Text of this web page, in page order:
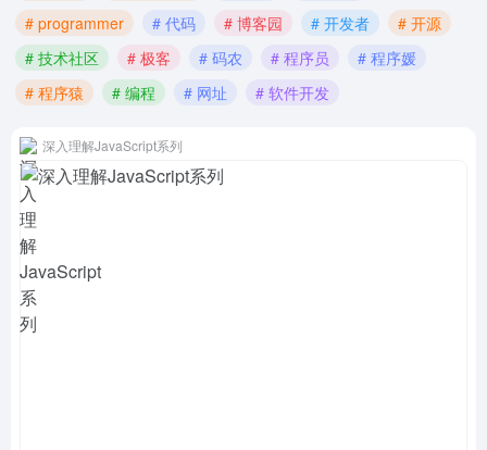
# programmer
# 代码 # 博客园 # 开发者
# 开源
# 技术社区
# 极客 # 码农 # 程序员
# 程序媛
# 程序猿
# 编程 # 网址 # 软件开发
深入理解JavaScript系列